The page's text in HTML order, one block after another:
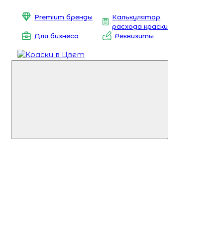
Premium бренды
Калькулятор
расхода краски
Для бизнеса
Реквизиты